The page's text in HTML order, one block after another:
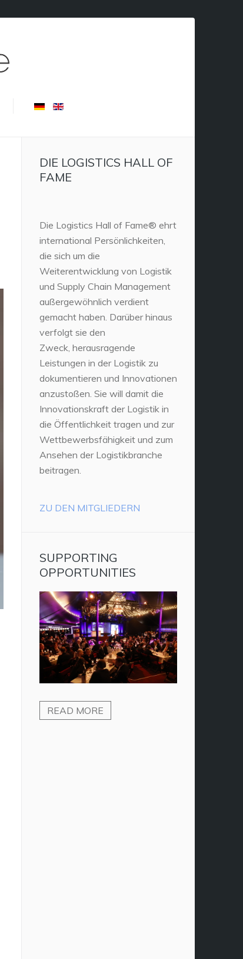
DIE LOGISTICS HALL OF
FAME
Die Logistics Hall of Fame® ehrt
international Persönlichkeiten,
die sich um die
Weiterentwicklung von Logistik
und Supply Chain Management
außergewöhnlich verdient
gemacht haben. Darüber hinaus
verfolgt sie den
Zweck, herausragende
Leistungen in der Logistik zu
dokumentieren und Innovationen
anzustoßen. Sie will damit die
Innovationskraft der Logistik in
die Öffentlichkeit tragen und zur
Wettbewerbsfähigkeit und zum
Ansehen der Logistikbranche
beitragen.
ZU DEN MITGLIEDERN
SUPPORTING
OPPORTUNITIES
READ MORE